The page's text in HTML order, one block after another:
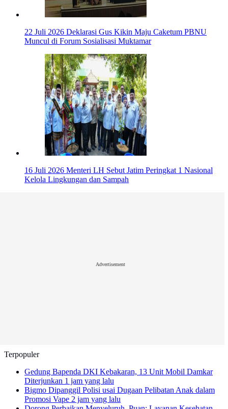
22 Juli 2026 Deklarasi Gus Kikin Maju Caketum PBNU
Muncul di Forum Sosialisasi Muktamar
16 Juli 2026 Menteri LH Sebut Jatim Peringkat 1 Nasional
Kelola Lingkungan dan Sampah
Advertisement
Terpopuler
Gedung Bapenda DKI Kebakaran, 13 Unit Mobil Damkar
Diterjunkan 1 jam yang lalu
Bigmo Dipanggil Polisi usai Dugaan Pelibatan Anak dalam
Promosi Vape 2 jam yang lalu